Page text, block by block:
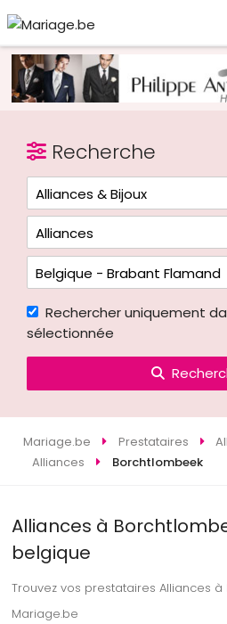
Recherche
Rechercher uniquement
sélectionnée
Mariage.be Prestataires
Alliances
Borchtlombeek
Alliances à
belgique
Trouvez vos prestataires Alliances
Mariage.be